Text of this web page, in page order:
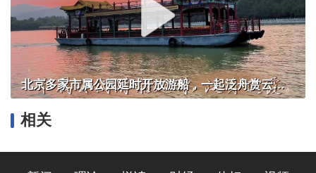
北京多家市属公园延时开放游船，一起泛舟赏云霞！
相关